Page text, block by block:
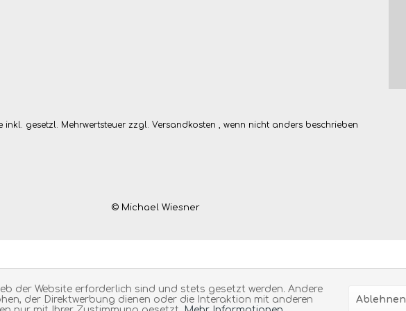
inkl. gesetzl. Mehrwertsteuer zzgl. Versandkosten , wenn nicht anders beschrieben
© Michael Wiesner
der Website erforderlich sind und stets gesetzt werden. Andere
der Direktwerbung dienen oder die Interaktion mit anderen
Ablehnen